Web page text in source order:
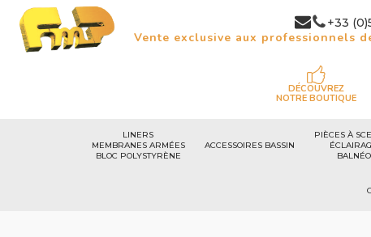
+33
Vente exclusive aux professionnels
DÉCOUVREZ
NOTRE BOUTIQUE
LINERS
MEMBRANES ARMÉES
BLOC POLYSTYRÈNE
ACCESSOIRES BASSIN
PIÈCES À
BALNÉO